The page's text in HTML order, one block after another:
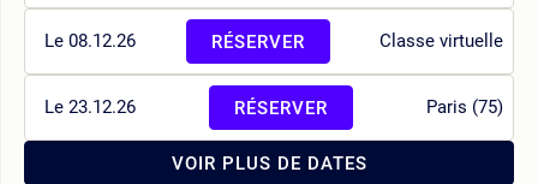
Le 08.12.26 Classe virtuelle
RÉSERVER
Le 23.12.26 Paris (75)
RÉSERVER
VOIR PLUS DE DATES